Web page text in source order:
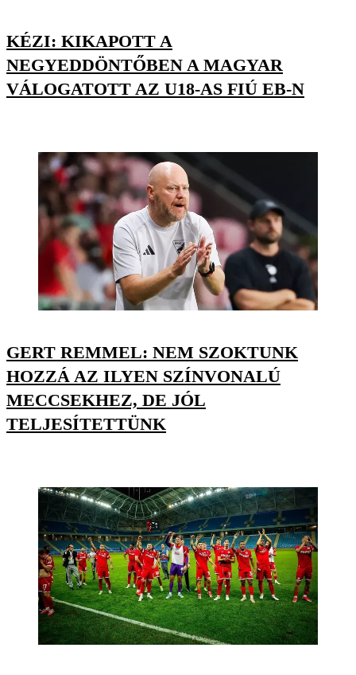
KÉZI: KIKAPOTT A
NEGYEDDÖNTŐBEN A MAGYAR
VÁLOGATOTT AZ U18-AS FIÚ EB-N
GERT REMMEL: NEM SZOKTUNK
HOZZÁ AZ ILYEN SZÍNVONALÚ
MECCSEKHEZ, DE JÓL
TELJESÍTETTÜNK